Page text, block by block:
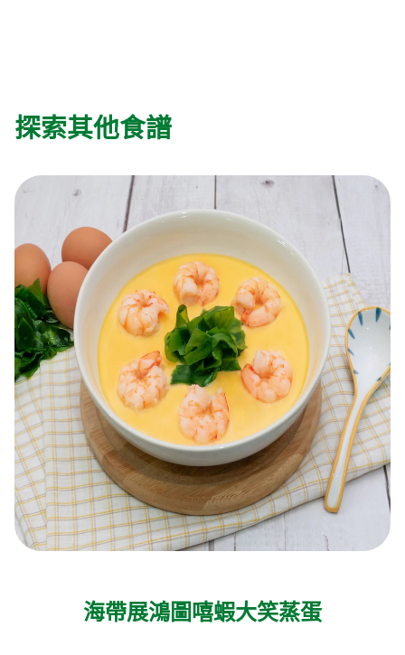
探索其他食譜
海帶展鴻圖嘻蝦大笑蒸蛋